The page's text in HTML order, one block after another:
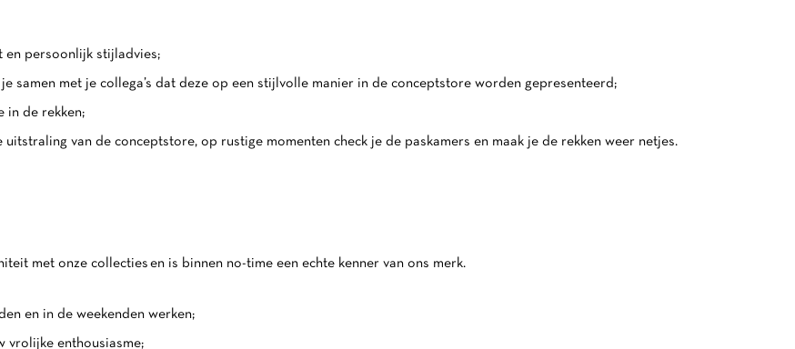
en persoonlijk stijladvies;
samen met je collega’s dat deze op een stijlvolle manier in de conceptstore worden gepresenteerd;
in de rekken;
van de conceptstore, op rustige momenten check je de paskamers en maak je de rekken weer netjes.
met onze collecties en is binnen no-time een echte kenner van ons merk.
en in de weekenden werken;
vrolijke enthousiasme;